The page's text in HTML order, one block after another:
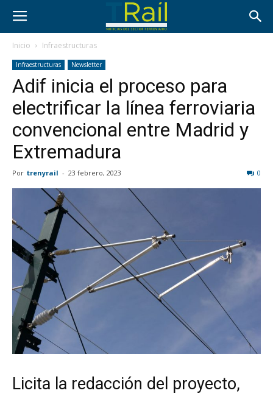
Inicio Infraestructuras
Infraestructuras Newsletter
Adif inicia el proceso para
electrificar la línea ferroviaria
convencional entre Madrid y
Extremadura
Por trenyrail - 23 febrero, 2023 0
Licita la redacción del proyecto,